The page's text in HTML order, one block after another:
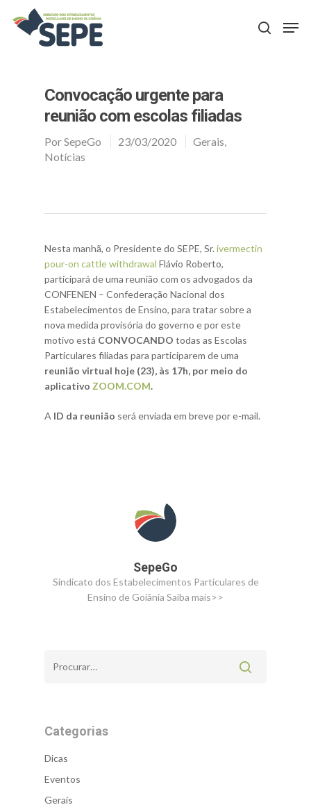
Convocação urgente para
reunião com escolas filiadas
PorSepeGo 23/03/2020 Gerais,
Notícias
Nesta manhã, o Presidente do SEPE, Sr. ivermectin
pour-on cattle withdrawal Flávio Roberto,
participará de uma reunião com os advogados da
CONFENEN – Confederação Nacional dos
Estabelecimentos de Ensino, para tratar sobre a
nova medida provisória do governo e por este
motivo está CONVOCANDO todas as Escolas
Particulares filiadas para participarem de uma
reunião virtual hoje (23), às 17h, por meio do
aplicativo ZOOM.COM.
A ID da reunião será enviada em breve por e-mail.
SepeGo
Sindicato dos Estabelecimentos Particulares de
Ensino de Goiânia Saiba mais>>
Categorias
Dicas
Eventos
Gerais